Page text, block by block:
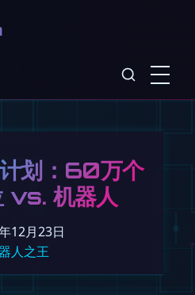
划：60万个
vs. 机器人
12月23日
人之王